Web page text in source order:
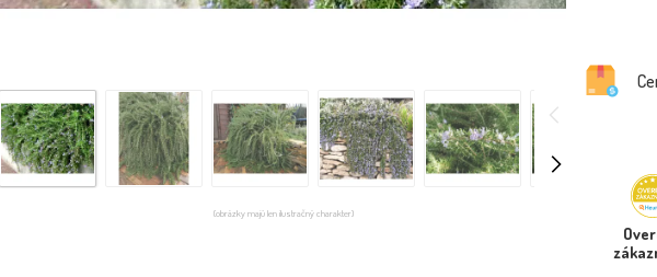
(obrázky majú len ilustračný charakter)